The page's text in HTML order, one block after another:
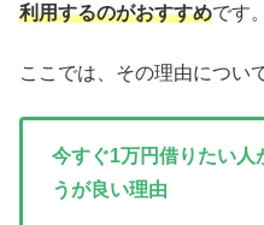
利用するのがおすすめです。
ここでは、その理由につい
今すぐ1万円借りたい人
うが良い理由